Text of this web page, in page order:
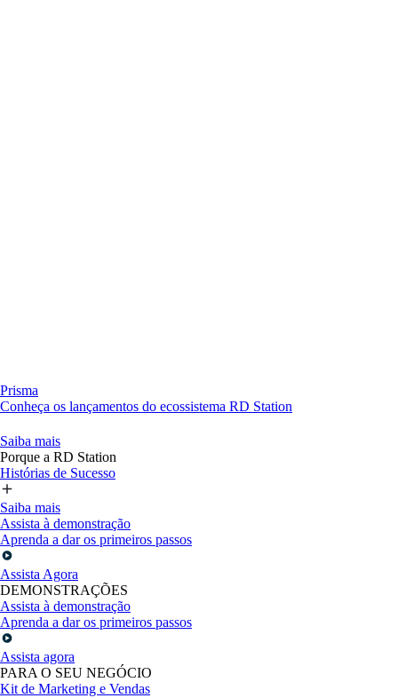
Prisma
Conheça os lançamentos do ecossistema RD Station
Saiba mais
Porque a RD Station
Histórias de Sucesso
Saiba mais
Assista à demonstração
Aprenda a dar os primeiros passos
Assista Agora
DEMONSTRAÇÕES
Assista à demonstração
Aprenda a dar os primeiros passos
Assista agora
PARA O SEU NEGÓCIO
Kit de Marketing e Vendas